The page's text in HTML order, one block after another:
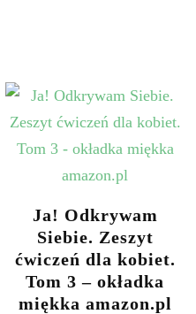
Ja! Odkrywam
Siebie. Zeszyt
ćwiczeń dla kobiet.
Tom 3 – okładka
miękka amazon.pl